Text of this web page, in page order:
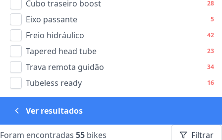
Cubo traseiro boost 28
Eixo passante 5
Freio hidráulico 42
Tapered head tube 23
Trava remota guidão 34
Tubeless ready 16
Ver resultados
Foram encontradas 55 bikes Filtrar